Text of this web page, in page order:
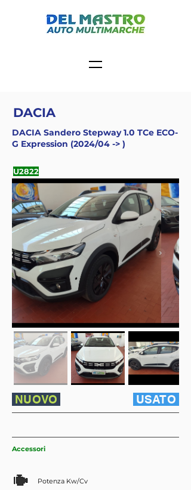
DACIA
DACIA Sandero Stepway 1.0 TCe ECO-
G Expression (2024/04 -> )
U2822
NUOVO USATO
Accessori
Potenza Kw/Cv